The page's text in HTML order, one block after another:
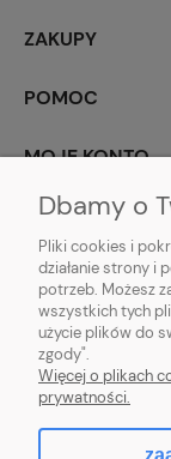
ZAKUPY
POMOC
MOJE KONTO
INFORMACJE
Dbamy o
Pliki cookies i
działanie strony i
potrzeb. Możesz
wszystkich tych
użycie plików do
zgody".
Więcej o plikach
prywatności.